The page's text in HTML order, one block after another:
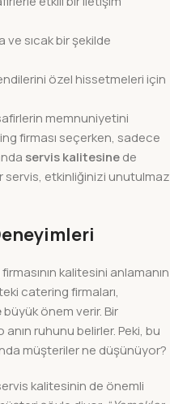
ve sıcak bir şekilde
özel hissetmeleri için
memnuniyetini
firması seçerken, sadece
servis kalitesinede
servis, etkinliğinizi unutulmaz
kalitesini anlamanın
catering firmaları,
büyük önem verir. Bir
ruhunu belirler. Peki, bu
müşteriler ne düşünüyor?
kalitesinin de önemli